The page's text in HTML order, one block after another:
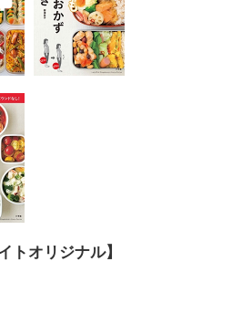
トオリジナル】